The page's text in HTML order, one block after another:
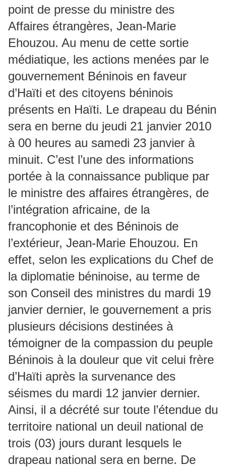
point de presse du ministre des
Affaires étrangères, Jean-Marie
Ehouzou. Au menu de cette sortie
médiatique, les actions menées par le
gouvernement Béninois en faveur
d’Haïti et des citoyens béninois
présents en Haïti. Le drapeau du Bénin
sera en berne du jeudi 21 janvier 2010
à 00 heures au samedi 23 janvier à
minuit. C’est l’une des informations
portée à la connaissance publique par
le ministre des affaires étrangères, de
l’intégration africaine, de la
francophonie et des Béninois de
l’extérieur, Jean-Marie Ehouzou. En
effet, selon les explications du Chef de
la diplomatie béninoise, au terme de
son Conseil des ministres du mardi 19
janvier dernier, le gouvernement a pris
plusieurs décisions destinées à
témoigner de la compassion du peuple
Béninois à la douleur que vit celui frère
d’Haïti après la survenance des
séismes du mardi 12 janvier dernier.
Ainsi, il a décrété sur toute l’étendue du
territoire national un deuil national de
trois (03) jours durant lesquels le
drapeau national sera en berne. De